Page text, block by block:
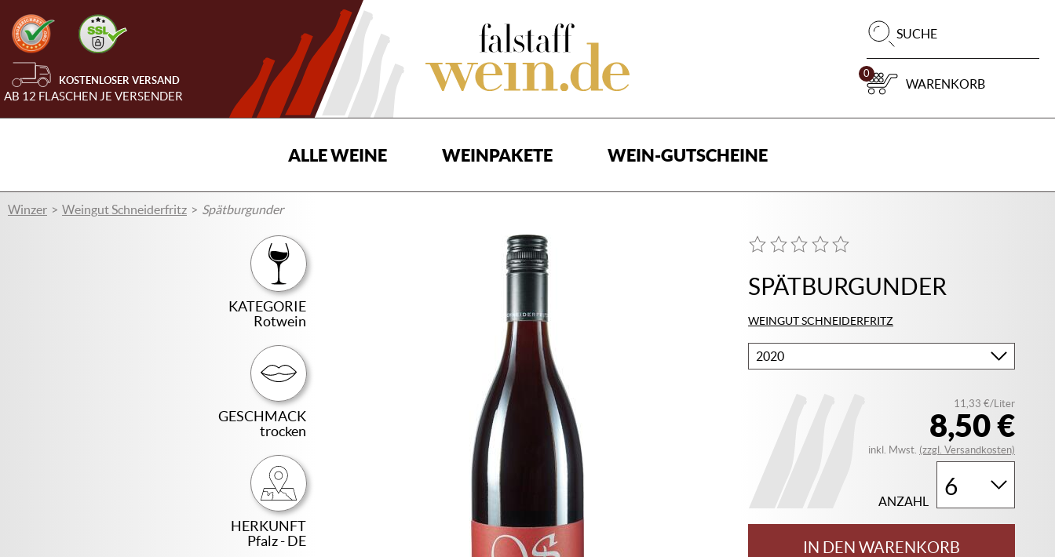
KOSTENLOSER VERSAND
AB 12 FLASCHEN JE VERSENDER
SUCHE
0
WARENKORB
ALLE WEINE WEINPAKETE WEIN-GUTSCHEINE
Winzer Weingut Schneiderfritz Spätburgunder
KATEGORIE
Rotwein
GESCHMACK
trocken
HERKUNFT
Pfalz - DE
SPÄTBURGUNDER
WEINGUT SCHNEIDERFRITZ
Bitte
wählen
8,50 €
11,33 €/Liter
inkl. Mwst. (zzgl. Versandkosten)
ANZAHL
IN DEN WARENKORB